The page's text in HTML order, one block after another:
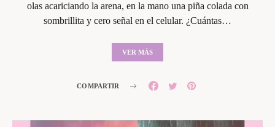
olas acariciando la arena, en la mano una piña colada con
sombrillita y cero señal en el celular. ¿Cuántas…
VER MÁS
COMPARTIR